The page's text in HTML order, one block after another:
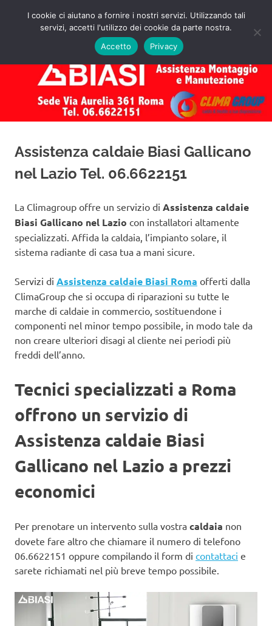
Assistenza
Caldaie
Biasi
Roma
Preventivo!
MENU
Assistenza caldaie Biasi Gallicano
nel Lazio Tel. 06.6622151
La Climagroup offre un servizio di Assistenza caldaie
Biasi Gallicano nel Lazio con installatori altamente
specializzati. Affida la caldaia, l’impianto solare, il
sistema radiante di casa tua a mani sicure.
Servizi di Assistenza caldaie Biasi Roma offerti dalla
ClimaGroup che si occupa di riparazioni su tutte le
marche di caldaie in commercio, sostituendone i
componenti nel minor tempo possibile, in modo tale da
non creare ulteriori disagi al cliente nei periodi più
freddi dell’anno.
Tecnici specializzati a Roma
offrono un servizio di
Assistenza caldaie Biasi
Gallicano nel Lazio a prezzi
economici
Per prenotare un intervento sulla vostra caldaia non
dovete fare altro che chiamare il numero di telefono
06.6622151 oppure compilando il form di contattaci e
sarete richiamati nel più breve tempo possibile.
I cookie ci aiutano a fornire i nostri servizi. Utilizzando tali
servizi, accetti l'utilizzo dei cookie da parte nostra.
Accetto
Privacy